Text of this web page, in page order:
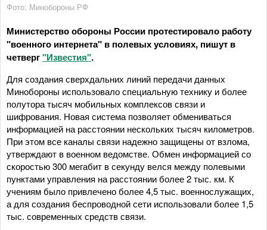
Фото: Минобороны РФ
Министерство обороны России протестировало работу
"военного интернета" в полевых условиях, пишут в
четверг"Известия".
Для создания сверхдальних линий передачи данных
Минобороны использовало специальную технику и более
полутора тысяч мобильных комплексов связи и
шифрования. Новая система позволяет обмениваться
информацией на расстоянии нескольких тысяч километров.
При этом все каналы связи надежно защищены от взлома,
утверждают в военном ведомстве. Обмен информацией со
скоростью 300 мегабит в секунду велся между полевыми
пунктами управления на расстоянии более 2 тыс. км. К
учениям было привлечено более 4,5 тыс. военнослужащих,
а для создания беспроводной сети использовали более 1,5
тыс. современных средств связи.